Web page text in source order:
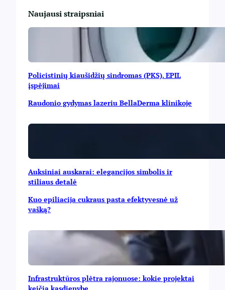
Naujausi straipsniai
Policistinių kiaušidžių sindromas (PKS). EPIL
įspėjimai
Raudonio gydymas lazeriu BellaDerma klinikoje
Auksiniai auskarai: elegancijos simbolis ir
stiliaus detalė
Kuo epiliacija cukraus pasta efektyvesnė už
vašką?
Infrastruktūros plėtra rajonuose: kokie projektai